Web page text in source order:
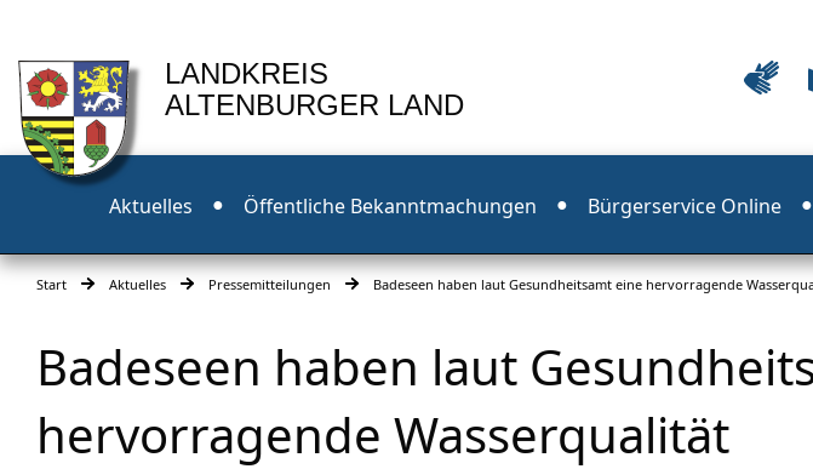
LANDKREIS
ALTENBURGER LAND
Aktuelles Öffentliche Bekanntmachungen Bürgerservice Online
Start Aktuelles Pressemitteilungen Badeseen haben laut Gesundheitsamt eine hervorragende
Badeseen haben laut
hervorragende Wasserqualität